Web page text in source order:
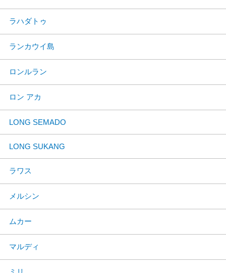
ラハダトゥ
ランカウイ島
ロンルラン
ロン アカ
LONG SEMADO
LONG SUKANG
ラワス
メルシン
ムカー
マルディ